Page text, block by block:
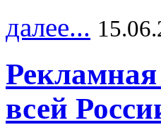
далее...
всей